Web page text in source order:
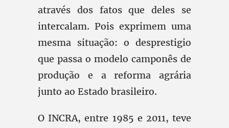
através dos fatos que deles se
intercalam. Pois exprimem uma
mesma situação: o desprestigio
que passa o modelo camponês de
produção e a reforma agrária
junto ao Estado brasileiro.
O INCRA, entre 1985 e 2011, teve